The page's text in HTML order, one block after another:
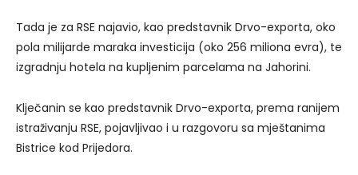
Tada je za RSE najavio, kao predstavnik Drvo-exporta, oko
pola milijarde maraka investicija (oko 256 miliona evra), te
izgradnju hotela na kupljenim parcelama na Jahorini.
Klječanin se kao predstavnik Drvo-exporta, prema ranijem
istraživanju RSE, pojavljivao i u razgovoru sa mještanima
Bistrice kod Prijedora.